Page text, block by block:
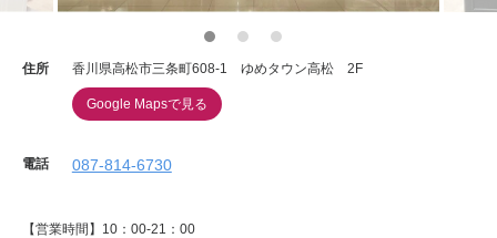
ワコールウェブストア
公式アプリ
住所 香川県高松市三条町608-1 ゆめタウン高松 2F
Google Mapsで見る
電話 087-814-6730
【営業時間】10：00-21：00